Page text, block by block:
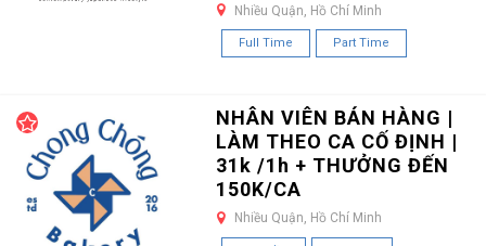
Nhiều Quận, Hồ Chí Minh
Full Time Part Time
NHÂN VIÊN BÁN HÀNG |
LÀM THEO CA CỐ ĐỊNH |
31k /1h + THƯỞNG ĐẾN
150K/CA
Nhiều Quận, Hồ Chí Minh